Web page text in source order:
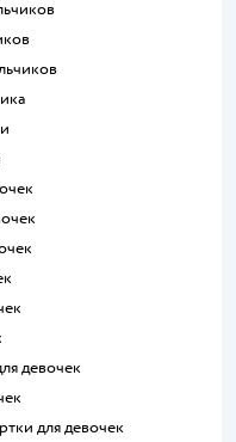
девочек
для девочек